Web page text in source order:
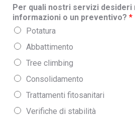
Per quali nostri servizi
informazioni o un preventivo? *
Potatura
Abbattimento
Tree climbing
Consolidamento
Trattamenti fitosanitari
Verifiche di stabilità